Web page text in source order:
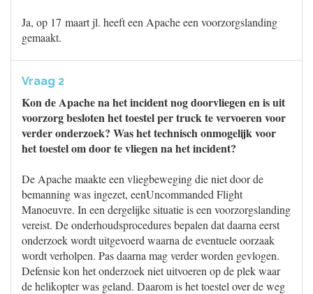
Ja, op 17 maart jl. heeft een Apache een voorzorgslanding
gemaakt.
Vraag 2
Kon de Apache na het incident nog doorvliegen en is uit
voorzorg besloten het toestel per truck te vervoeren voor
verder onderzoek? Was het technisch onmogelijk voor
het toestel om door te vliegen na het incident?
De Apache maakte een vliegbeweging die niet door de
bemanning was ingezet, eenUncommanded Flight
Manoeuvre. In een dergelijke situatie is een voorzorgslanding
vereist. De onderhoudsprocedures bepalen dat daarna eerst
onderzoek wordt uitgevoerd waarna de eventuele oorzaak
wordt verholpen. Pas daarna mag verder worden gevlogen.
Defensie kon het onderzoek niet uitvoeren op de plek waar
de helikopter was geland. Daarom is het toestel over de weg